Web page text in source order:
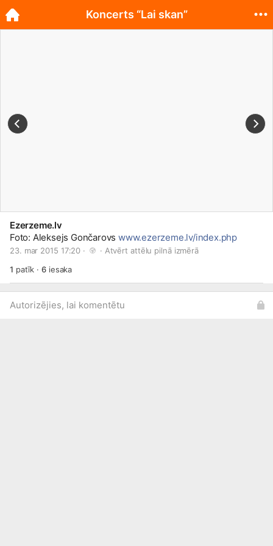
Ezerzeme.lv
Foto: Aleksejs Gončarovswww.ezerzeme.lv/index.php
23. mar 2015 17:20 · · Atvērt attēlu pilnā izmērā
1 patīk ·6iesaka
Autorizējies, lai komentētu
Koncerts “Lai skan”